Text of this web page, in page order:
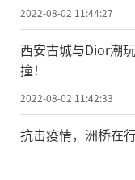
伏屋顶应用赛道
2022-08-02 11:44:27
西安古城与Dior潮
撞！
2022-08-02 11:42:33
抗击疫情，洲桥在